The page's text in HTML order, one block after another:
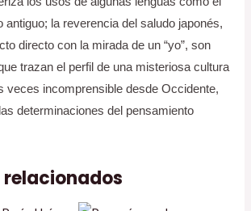
antiguo; la reverencia del saludo japonés,
directo con la mirada de un “yo”, son
trazan el perfil de una misteriosa cultura
veces incomprensible desde Occidente,
determinaciones del pensamiento